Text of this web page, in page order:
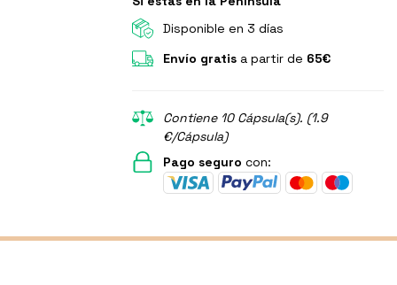
Disponible en 3 días
Envío gratis a partir de 65€
Contiene 10 Cápsula(s). (1.9
€/Cápsula)
Pago seguro con: